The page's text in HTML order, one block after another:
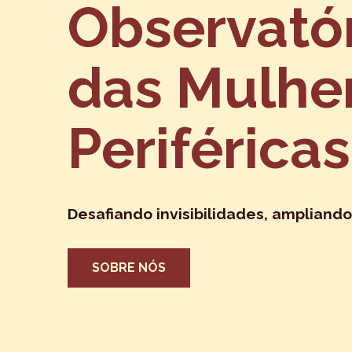
das
Periféricas
Desafiando invisibilidades,
SOBRE NÓS